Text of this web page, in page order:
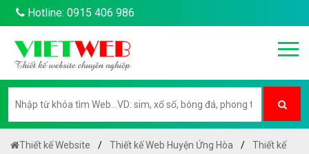
Hotline: 0915 406 986
Thiết kế Website Thiết kế Web Huyện Ứng Hòa
Thiết kế